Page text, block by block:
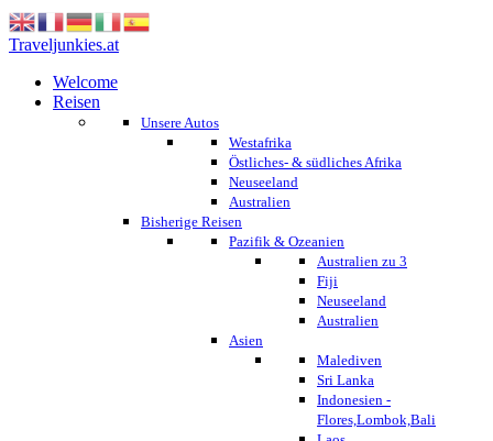
Traveljunkies.at
Welcome
Reisen
Unsere Autos
Westafrika
Östliches- & südliches Afrika
Neuseeland
Australien
Bisherige Reisen
Pazifik & Ozeanien
Australien zu 3
Fiji
Neuseeland
Australien
Asien
Malediven
Sri Lanka
Indonesien -
Flores,Lombok,Bali